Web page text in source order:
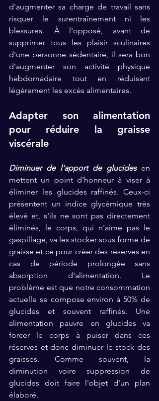
d'augmenter sa charge de travail sans
risquer le surentraînement ni les
blessures. À l'opposé, avant de
supprimer tous les plaisir sculinaires
d'une personne sédentaire, il sera bon
d'augmenter son activité physique
hebdomadaire tout en réduisant
légèrement les excès alimentaires.
Adapter son alimentation
pour réduire la graisse
viscérale
Diminuer de l'apport de glucides en
mettent un point d'honneur à viser à
éliminer les glucides raffinés. Ceux-ci
présentent un indice glycémique très
élevé et, s'ils ne sont pas directement
éliminés, le corps, qui n'aime pas le
gaspillage, va les stocker sous forme de
graisse et ce pour créer des réserves en
cas de période prolongée sans
absorption d'alimentation. Le
problème est que notre consommation
actuelle se compose environ à 50% de
glucides et souvent raffinés. Une
alimentation pauvre en glucides va
forcer le corps à puiser dans ces
réserves et donc diminuer le stock des
graisses. Comme souvent, la
diminution voire suppression de
glucides doit faire l'objet d'un plan
élaboré.